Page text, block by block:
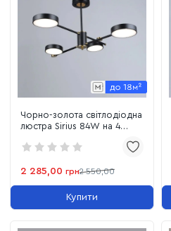
Чорно-золота світлодіодна
люстра Sirius 84W на 4
(B YH1124/4 BK+COP)
2 285,00 грн2 550,00
Купити